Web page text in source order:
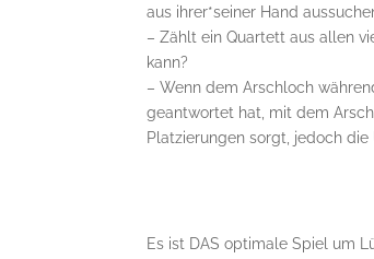
aus ihrer*seiner Hand
– Zählt ein Quartett aus allen
kann?
– Wenn dem Arschloch
geantwortet hat, mit dem
Platzierungen sorgt, jedoch
Es ist DAS optimale Spiel um